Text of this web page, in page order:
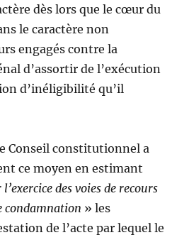
dès lors que le cœur du
le caractère non
engagés contre la
d’assortir de l’exécution
d’inéligibilité qu’il
Conseil constitutionnel a
ce moyen en estimant
des voies de recours
condamnation » les
de l’acte par lequel le